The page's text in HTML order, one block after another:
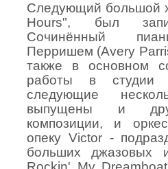
Следующий большой
Hours", был
Сочинённый
Перришем (Avery Par
также в основном
работы в студии
следующие
выпущены и
композиции, и
опеку Victor -
больших джазовых